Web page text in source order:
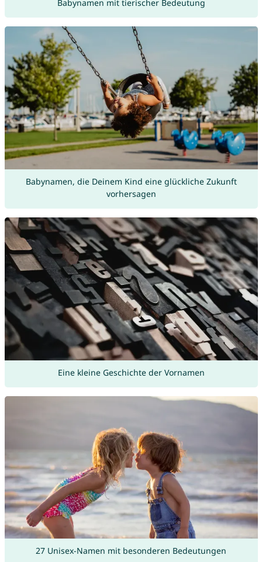
Babynamen mit tierischer Bedeutung
Babynamen, die Deinem Kind eine glückliche Zukunft
vorhersagen
Eine kleine Geschichte der Vornamen
27 Unisex-Namen mit besonderen Bedeutungen